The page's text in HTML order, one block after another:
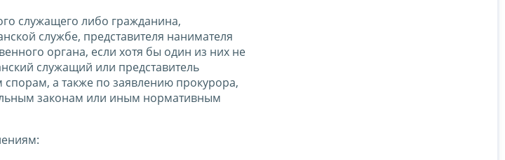
служащего либо гражданина,
службе, представителя нанимателя
органа, если хотя бы один из них не
служащий или представитель
а также по заявлению прокурора,
законам или иным нормативным